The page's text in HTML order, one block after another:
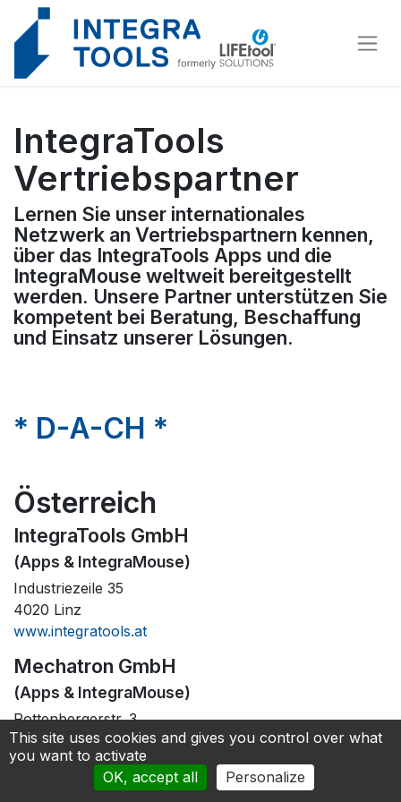
IntegraTools
Vertriebspartner
Lernen Sie unser internationales
Netzwerk an Vertriebspartnern kennen,
über das IntegraTools Apps und die
IntegraMouse weltweit bereitgestellt
werden. Unsere Partner unterstützen Sie
kompetent bei Beratung, Beschaffung
und Einsatz unserer Lösungen.
* D-A-CH *
Österreich
IntegraTools GmbH
(Apps & IntegraMouse)
Industriezeile 35
4020 Linz
www.integratools.at
Mechatron GmbH
(Apps & IntegraMouse)
Rottenbergerstr. 3
3680 Hofamt Priel
www.mechatron.at
Platus GmbH
Cookies management panel
This site uses cookies and gives you control over what
you want to activate
OK, accept all
Personalize